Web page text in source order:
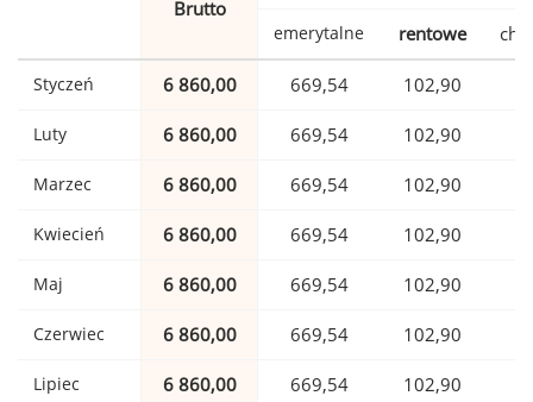
Brutto
emerytalne rentowe
Styczeń 6 860,00 669,54 102,90
Luty 6 860,00 669,54 102,90
Marzec 6 860,00 669,54 102,90
Kwiecień 6 860,00 669,54 102,90
Maj 6 860,00 669,54 102,90
Czerwiec 6 860,00 669,54 102,90
Lipiec 6 860,00 669,54 102,90